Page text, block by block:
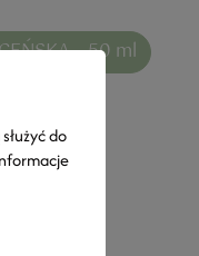
– 50 ml
do